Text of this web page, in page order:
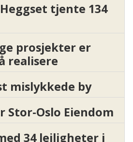
tjente 134
prosjekter er
realisere
mislykkede by
Stor-Oslo Eiendom
34 leiligheter i